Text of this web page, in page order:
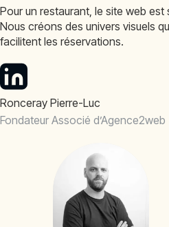
Pour un restaurant, le site web
Nous créons des univers visuels
facilitent les réservations.
Ronceray Pierre-Luc
Fondateur Associé d’Agence2web